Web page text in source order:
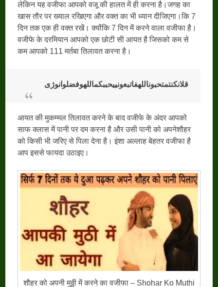
लेकिन यह वजीफा आपको वजू की हालत में ही करना है।जगह का
खास तौर पर ख्याल रखिएगा और वक्त का भी ध्यान दीजिएगा।कि 7
दिन तक एक ही वक्त रखें। क्योंकि 7 दिन में करने वाला वजीफा है।
वजीफे के दरमियान आपको एक छोटी सी आयत है जिसको कम से
कम आपको 111 मर्तबा तिलावत करना है।
قلانکنتمتحبوناللهفاتبعونييحببكماللهوفضلوانوژی
आयत की मुकम्मल तिलावत करने के बाद वजीफे के अंदर आपको
साफ क्लास में पानी पर दम करना है और उसी पानी को अपनेशौहर
को किसी भी जरिए से पिला देना है। इंशा अल्लाह बेहतर वजीफा है
आप इससे फायदा उठाइए।
शौहर को अपनी मुठ्ठी में करने का वजीफा – Shohar Ko Muthi